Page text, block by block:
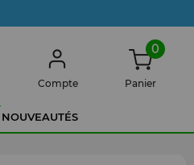
Compte
0
Panier
NOUVEAUTÉS